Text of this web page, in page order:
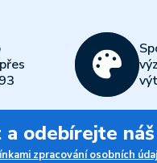
a odebírejte
zpracování osobních